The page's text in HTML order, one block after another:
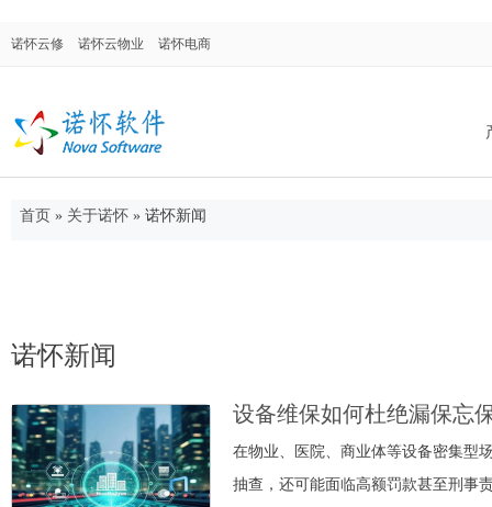
诺怀云修 诺怀云物业 诺怀电商
诺怀物业管理
集物业管理、合同管理、仓库管理、OA系
首页 » 关于诺怀 » 诺怀新闻
诺怀新闻
设备维保如何杜绝漏保忘
在物业、医院、商业体等设备密集型
抽查，还可能面临高额罚款甚至刑事